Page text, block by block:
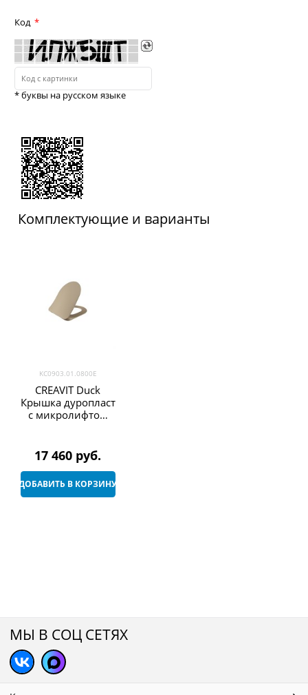
Код
* буквы на русском языке
Комплектующие и варианты
KC0903.01.0800E
CREAVIT Duck
Крышка дуропласт
с микролифтом
17 460 руб.
ДОБАВИТЬ В КОРЗИНУ
МЫ В СОЦ СЕТЯХ